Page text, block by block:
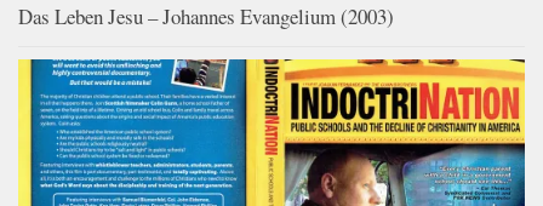
Das Leben Jesu – Johannes Evangelium (2003)